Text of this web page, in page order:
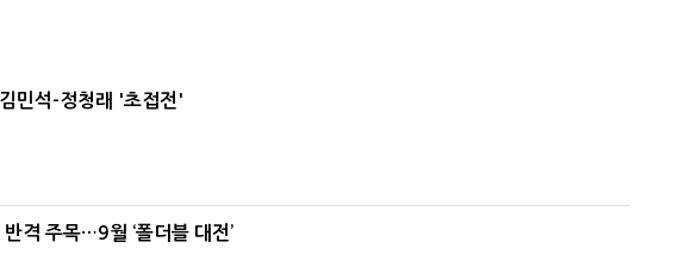
민석-정청래 '초접전'
격 주목…9월 ‘폴더블 대전’